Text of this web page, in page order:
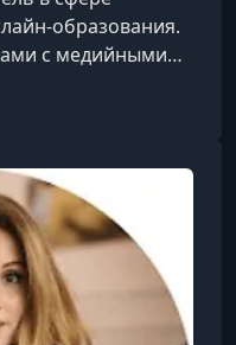
образования.
с медийными
а также
и fashion-